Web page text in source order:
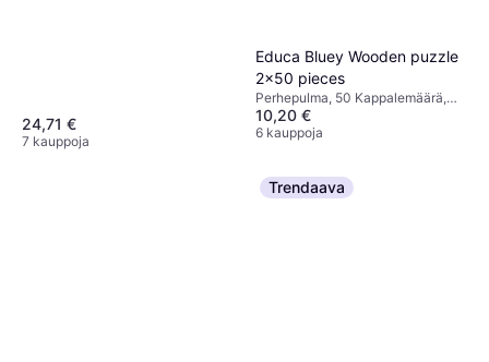
24,71 €
7 kauppoja
Educa Bluey Wooden puzzle
2x50 pieces
Perhepulma, 50 Kappalemäärä,
26x18cm
10,20 €
6 kauppoja
Trendaava